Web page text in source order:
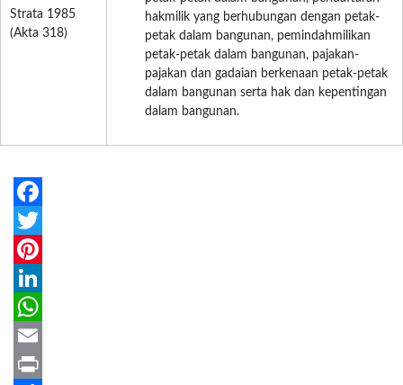
Strata 1985
(Akta 318)
hakmilik yang berhubungan dengan petak-
petak dalam bangunan, pemindahmilikan
petak-petak dalam bangunan, pajakan-
pajakan dan gadaian berkenaan petak-petak
dalam bangunan serta hak dan kepentingan
dalam bangunan.
Facebook
Twitter
Pinterest
LinkedIn
WhatsApp
Email